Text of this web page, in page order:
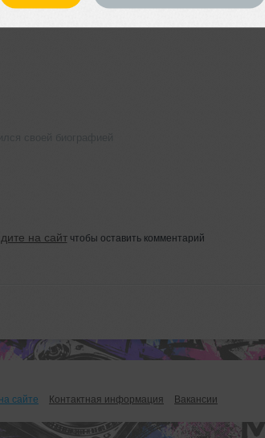
на сайтчтобы оставить комментарий
сайте Контактная информация Вакансии